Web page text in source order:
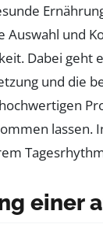
Auswahl und
Dabei
und die
einer